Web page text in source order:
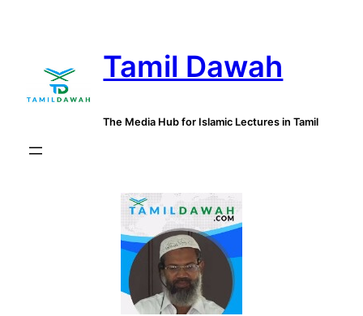
Tamil Dawah
The Media Hub for Islamic Lectures in Tamil